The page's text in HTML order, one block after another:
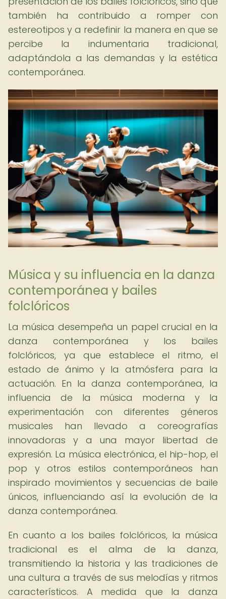
también ha contribuido a romper con
estereotipos y a redefinir la manera en que se
percibe la indumentaria tradicional,
adaptándola a las demandas y la estética
contemporánea.
Música y su influencia en la danza
contemporánea y bailes
folclóricos
La música desempeña un papel crucial en la
danza contemporánea y los bailes
folclóricos, ya que establece el ritmo, el
estado de ánimo y la atmósfera para la
actuación. En la danza contemporánea, la
influencia de la música moderna y la
experimentación con diferentes géneros
musicales han llevado a coreografías
innovadoras y a una mayor libertad de
expresión. La música electrónica, el hip-hop, el
pop y otros estilos contemporáneos han
inspirado movimientos y secuencias de baile
únicos, influenciando así la evolución de la
danza contemporánea.
En cuanto a los bailes folclóricos, la música
tradicional es el alma de la danza,
transmitiendo la historia y las tradiciones de
una cultura a través de sus melodías y ritmos
característicos. A medida que la danza